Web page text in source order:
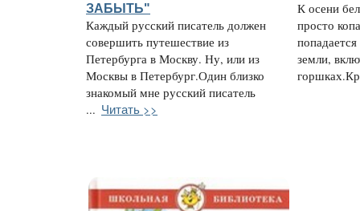
ЗАБЫТЬ"
Каждый русский писатель должен
совершить путешествие из
Петербурга в Москву. Ну, или из
Москвы в Петербург.Один близко
знакомый мне русский писатель
... Читать >>
К осени
просто
земли,